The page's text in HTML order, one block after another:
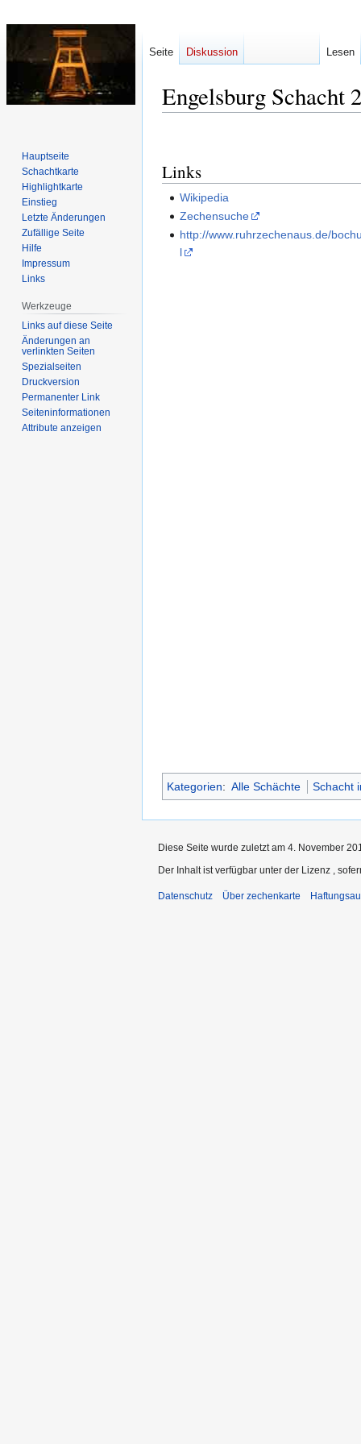
Engelsburg Schacht 2
springen
springen
Links
Wikipedia
Zechensuche
http://www.ruhrzechenaus.de/
l
Kategorien: Alle Schächte Schacht
Seite Diskussion Lesen
Hauptseite
Schachtkarte
Highlightkarte
Einstieg
Letzte Änderungen
Zufällige Seite
Hilfe
Impressum
Links
Werkzeuge
Links auf diese Seite
Änderungen an
verlinkten Seiten
Spezialseiten
Druckversion
Permanenter Link
Seiten­­informationen
Attribute anzeigen
Diese Seite wurde zuletzt am 4. November
Der Inhalt ist verfügbar unter der Lizenz
,
Datenschutz Über zechenkarte